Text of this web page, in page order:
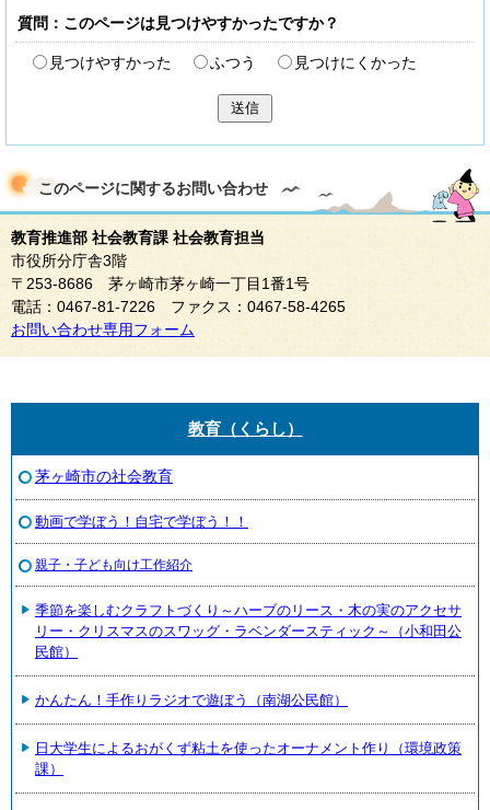
質問：このページは見つけやすかったですか？
見つけやすかった ふつう 見つけにくかった
送信
このページに関するお問い合わせ
教育推進部 社会教育課 社会教育担当
市役所分庁舎3階
〒253-8686 茅ヶ崎市茅ヶ崎一丁目1番1号
電話：0467-81-7226 ファクス：0467-58-4265
お問い合わせ専用フォーム
教育（くらし）
茅ヶ崎市の社会教育
動画で学ぼう！自宅で学ぼう！！
親子・子ども向け工作紹介
季節を楽しむクラフトづくり～ハーブのリース・木の実のアクセサ
リー・クリスマスのスワッグ・ラベンダースティック～（小和田公
民館）
かんたん！手作りラジオで遊ぼう（南湖公民館）
日大学生によるおがくず粘土を使ったオーナメント作り（環境政策
課）